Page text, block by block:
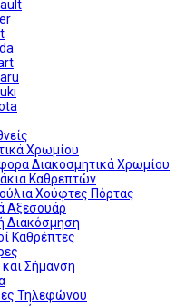
Χρωμίου
Διακοσμητικά Χρωμίου
Καθρεπτών
Χούφτες Πόρτας
Αξεσουάρ
Διακόσμηση
Καθρέπτες
και Σήμανση
Τηλεφώνου